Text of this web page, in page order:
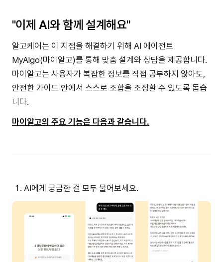
"이제 AI와 함께 설계해요"
알고케어는 이 지점을 해결하기 위해 AI 에이전트
MyAlgo(마이알고)를 통해 맞춤 설계와 상담을 제공합니다.
마이알고는 사용자가 복잡한 정보를 직접 공부하지 않아도,
안전한 가이드 안에서 스스로 조합을 조정할 수 있도록 돕습
니다.
마이알고의 주요 기능은 다음과 같습니다.
AI에게 궁금한 걸 모두 물어보세요.